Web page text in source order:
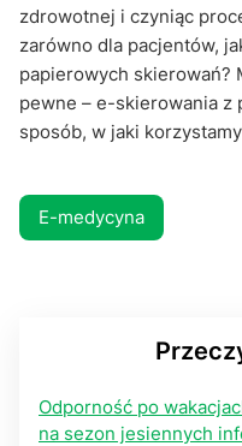
zdrowotnej i czyniąc
zarówno dla pacjentów,
papierowych skierowań?
pewne – e-skierowania z
sposób, w jaki
E-medycyna
Odporność po
na sezon jesiennych